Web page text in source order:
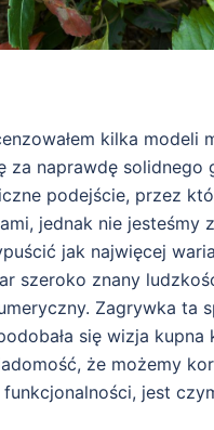
kilka modeli
naprawdę solidnego
podejście, przez
jednak nie jesteśmy
jak najwięcej
szeroko znany
Zagrywka ta
się wizja
że możemy
jest